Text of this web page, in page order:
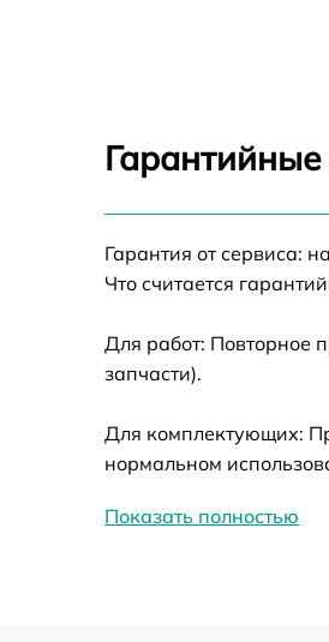
Калибровка и
Ремонт датчика
Ремонт оптики
Восстановление
Гарантийные
Гарантия от сервиса:
Что считается
Для работ: Повторное
запчасти).
Для комплектующих:
нормальном
Показать полностью